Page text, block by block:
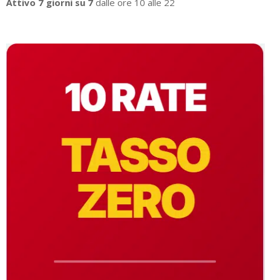
Attivo 7 giorni su 7 dalle ore 10 alle 22